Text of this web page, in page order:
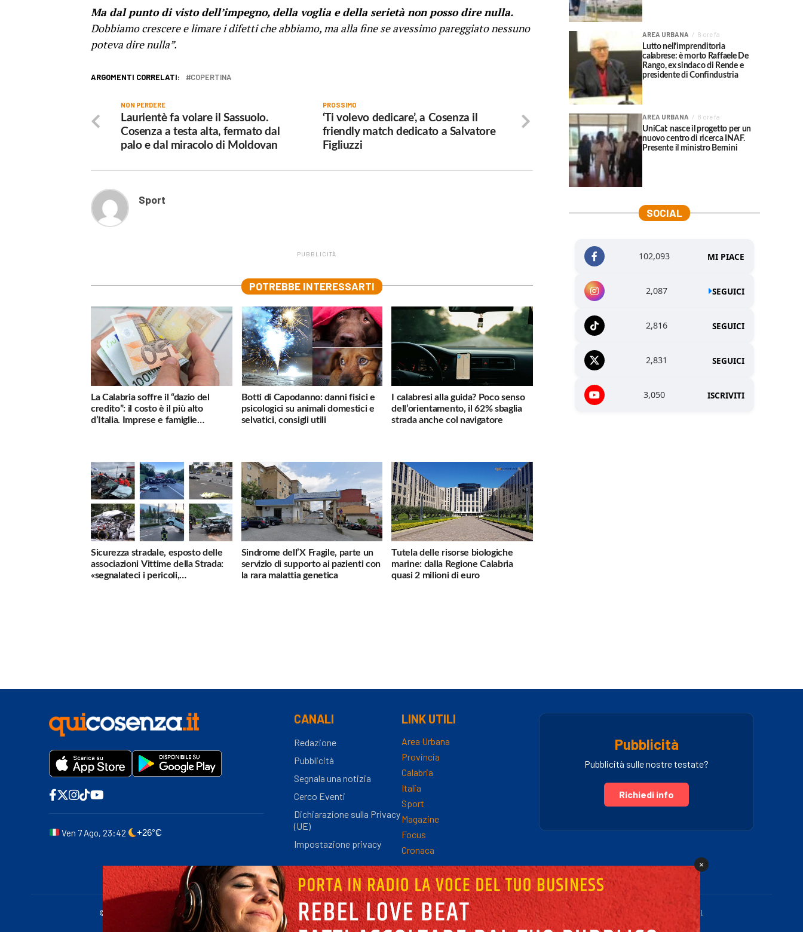
Ma dal punto di visto dell’impegno, della voglia e della serietà non posso dire nulla.
Dobbiamo crescere e limare i difetti che abbiamo, ma alla fine se avessimo pareggiato nessuno
poteva dire nulla”.
ARGOMENTI CORRELATI: COPERTINA
PROSSIMO
‘Ti volevo dedicare’, a Cosenza il
friendly match dedicato a Salvatore
Figliuzzi
NON PERDERE
Laurientè fa volare il Sassuolo.
Cosenza a testa alta, fermato dal
palo e dal miracolo di Moldovan
Sport
PUBBLICITÀ
POTREBBE INTERESSARTI
La Calabria soffre il “dazio del
credito”: il costo è il più alto
d’Italia. Imprese e famiglie
Botti di Capodanno: danni fisici e
psicologici su animali domestici e
selvatici, consigli utili
I calabresi alla guida? Poco senso
dell’orientamento, il 62% sbaglia
strada anche col navigatore
Sicurezza stradale, esposto delle
associazioni Vittime della Strada:
«segnalateci i pericoli,
Sindrome dell’X Fragile, parte un
servizio di supporto ai pazienti con
la rara malattia genetica
Tutela delle risorse biologiche
marine: dalla Regione Calabria
quasi 2 milioni di euro
AREA URBANA 8 ore fa
Lutto nell’imprenditoria
calabrese: è morto Raffaele De
Rango, ex sindaco di Rende e
presidente di Confindustria
AREA URBANA 8 ore fa
UniCal: nasce il progetto per un
nuovo centro di ricerca INAF.
Presente il ministro Bernini
SOCIAL
102,093 MI PIACE
2,087 SEGUICI
2,816 SEGUICI
2,831 SEGUICI
3,050 ISCRIVITI
Ven 7 Ago, 23:42 +26°C
CANALI
Redazione
Pubblicità
Segnala una notizia
Cerco Eventi
Dichiarazione sulla Privacy
(UE)
Impostazione privacy
LINK UTILI
Area Urbana
Provincia
Calabria
Italia
Sport
Magazine
Focus
Cronaca
Pubblicità
Pubblicità sulle nostre testate?
Richiedi info
© 2011-2025 quicosenza.it - Tribunale di Cosenza Registro Stampa n.9/2012 - Direttore Responsabile Simona Gambaro | P.IVA 03005460781 | Powered by Fullmidia s.r.l.
×